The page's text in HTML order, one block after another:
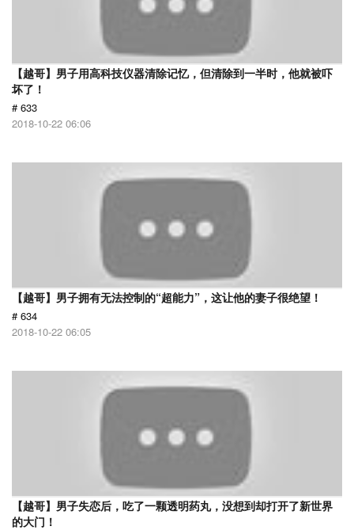
【越哥】男子用高科技仪器清除记忆，但清除到一半时，他就被吓
坏了！
# 633
2018-10-22 06:06
【越哥】男子拥有无法控制的“超能力”，这让他的妻子很绝望！
# 634
2018-10-22 06:05
【越哥】男子失恋后，吃了一颗透明药丸，没想到却打开了新世界
的大门！